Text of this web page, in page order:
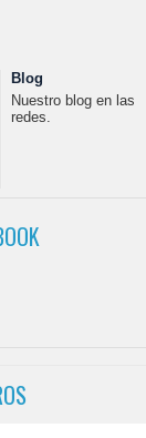
Blog
Nuestro blog en las
redes.